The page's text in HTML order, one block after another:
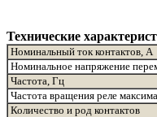
Технические
Номинальный ток контактов, А
Номинальное напряжение
Частота, Гц
Частота вращения реле
Количество и род контактов